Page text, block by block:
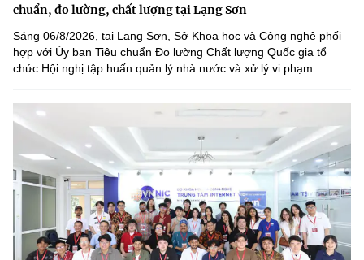
chuẩn, đo lường, chất lượng tại Lạng Sơn
Sáng 06/8/2026, tại Lạng Sơn, Sở Khoa học và Công nghệ phối
hợp với Ủy ban Tiêu chuẩn Đo lường Chất lượng Quốc gia tổ
chức Hội nghị tập huấn quản lý nhà nước và xử lý vi phạm...